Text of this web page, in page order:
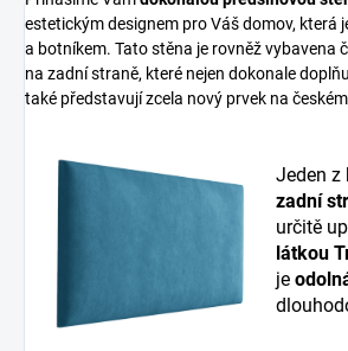
estetickým designem pro Váš domov, která
a botníkem. Tato stěna je rovněž vybavena
na zadní straně, které nejen dokonale
také představují zcela nový prvek na
Jeden z
zadní
určitě
látkou
je